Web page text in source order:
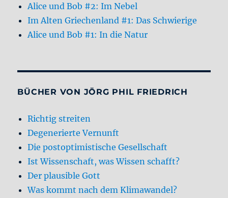
Alice und Bob #2: Im Nebel
Im Alten Griechenland #1: Das Schwierige
Alice und Bob #1: In die Natur
BÜCHER VON JÖRG PHIL FRIEDRICH
Richtig streiten
Degenerierte Vernunft
Die postoptimistische Gesellschaft
Ist Wissenschaft, was Wissen schafft?
Der plausible Gott
Was kommt nach dem Klimawandel?